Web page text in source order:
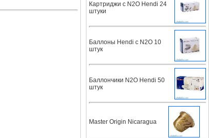
Картриджи с N2O Hendi 24
штуки
Баллоны Hendi с N2O 10
штук
Баллончики N2O Hendi 50
штук
Master Origin Nicaragua